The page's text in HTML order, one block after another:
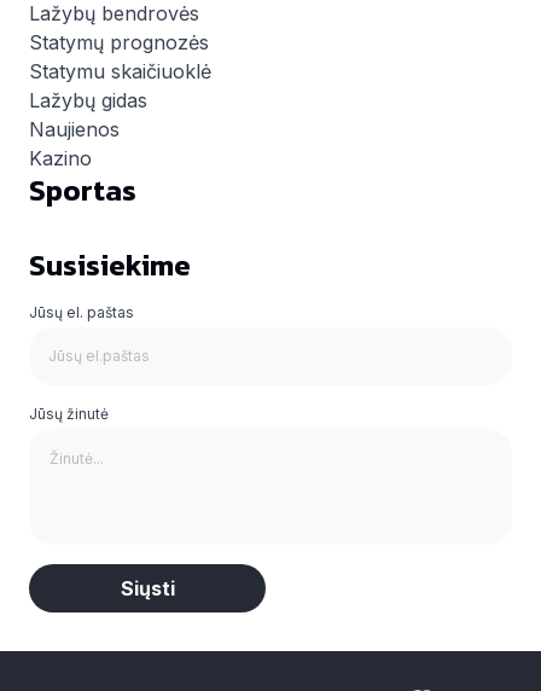
Lažybų bendrovės
Statymų prognozės
Statymu skaičiuoklė
Lažybų gidas
Naujienos
Kazino
Sportas
Susisiekime
Jūsų el. paštas
Jūsų žinutė